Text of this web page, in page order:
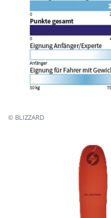
© BLIZZARD